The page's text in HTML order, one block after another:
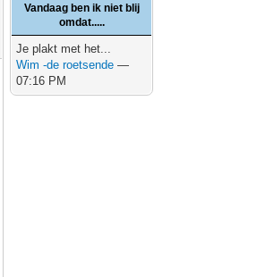
Vandaag ben ik niet blij
omdat.....
Je plakt met het...
Wim -de roetsende —
07:16 PM